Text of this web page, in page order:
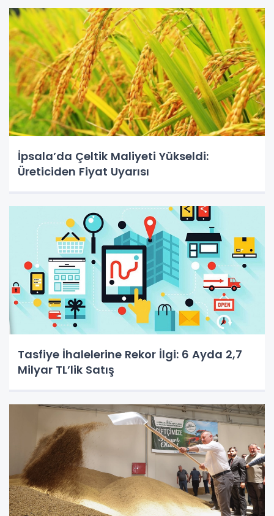
İpsala’da Çeltik Maliyeti Yükseldi:
Üreticiden Fiyat Uyarısı
Tasfiye İhalelerine Rekor İlgi: 6 Ayda 2,7
Milyar TL’lik Satış